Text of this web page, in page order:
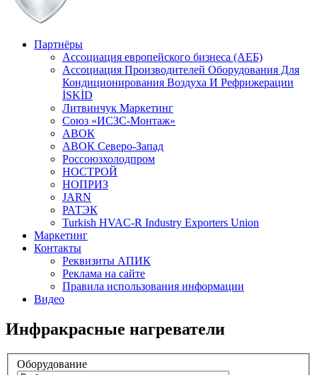
Партнёры
Ассоциация европейского бизнеса (АЕБ)
Aссоциация Производителей Оборудования Для
Кондиционирования Воздуха И Рефрижерации
İSKİD
Литвинчук Маркетинг
Союз «ИСЗС-Монтаж»
АВОК
АВОК Северо-Запад
Россоюзхолодпром
НОСТРОЙ
НОПРИЗ
JARN
РАТЭК
Turkish HVAC-R Industry Exporters Union
Маркетинг
Контакты
Реквизиты АПИК
Реклама на сайте
Правила использования информации
Видео
Инфракрасные нагреватели
Оборудование